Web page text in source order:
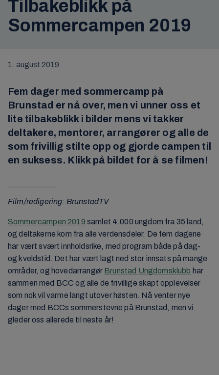
Tilbakeblikk på
Sommercampen 2019
1. august 2019
Fem dager med sommercamp på
Brunstad er nå over, men vi unner oss et
lite tilbakeblikk i bilder mens vi takker
deltakere, mentorer, arrangører og alle de
som frivillig stilte opp og gjorde campen til
en suksess. Klikk på bildet for å se filmen!
Film/redigering: BrunstadTV
Sommercampen 2019 samlet 4.000 ungdom fra 35 land,
og deltakerne kom fra alle verdensdeler. De fem dagene
har vært svært innholdsrike, med program både på dag-
og kveldstid. Det har vært lagt ned stor innsats på mange
områder, og hovedarrangør Brunstad Ungdomsklubb har
sammen med BCC og alle de frivillige skapt opplevelser
som nok vil varme langt utover høsten. Nå venter nye
dager med BCCs sommerstevne på Brunstad, men vi
gleder oss allerede til neste år!